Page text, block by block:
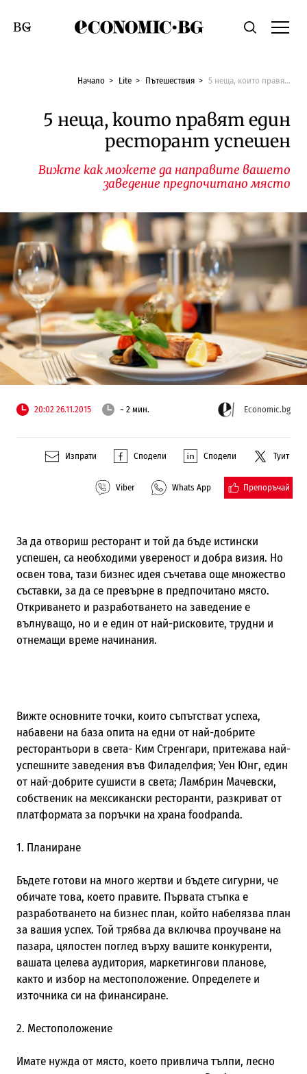
Economic.bgТърсене
Смяна на език
Начало Lite Пътешествия 5 неща, които правят един ресторант успешен
5 неща, които правят един
ресторант успешен
Вижте как можете да направите вашето
заведение предпочитано място
20:02 26.11.2015 ~ 2 мин. Economic.bg
Изпрати Сподели Сподели Туит
Viber Whats App Препоръчай
За да отвориш ресторант и той да бъде истински
успешен, са необходими увереност и добра визия. Но
освен това, тази бизнес идея съчетава още множество
съставки, за да се превърне в предпочитано място.
Откриването и разработването на заведение е
вълнуващо, но и е един от най-рисковите, трудни и
отнемащи време начинания.
Вижте основните точки, които съпътстват успеха,
набавени на база опита на едни от най-добрите
ресторантьори в света- Ким Стренгари, притежава най-
успешните заведения във Филаделфия; Уен Юнг, един
от най-добрите сушисти в света; Ламбрин Мачевски,
собственик на мексикански ресторанти, разкриват от
платформата за поръчки на храна foodpanda.
1. Планиране
Бъдете готови на много жертви и бъдете сигурни, че
обичате това, което правите. Първата стъпка е
разработването на бизнес план, който набелязва план
за вашия успех. Той трябва да включва проучване на
пазара, цялостен поглед върху вашите конкуренти,
вашата целева аудитория, маркетингови планове,
както и избор на местоположение. Определете и
източника си на финансиране.
2. Местоположение
Имате нужда от място, което привлича тълпи, лесно